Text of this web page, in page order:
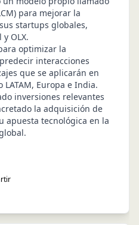
para mejorar la
startups globales,
OLX.
optimizar la
interacciones
que se aplicarán en
Europa e India.
inversiones relevantes
la adquisición de
apuesta tecnológica en la